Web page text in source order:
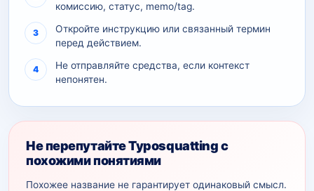
комиссию, статус, memo/tag.
Откройте инструкцию или связанный термин
перед действием.
Не отправляйте средства, если контекст
непонятен.
Не перепутайте Typosquatting с
похожими понятиями
Похожее название не гарантирует одинаковый смысл.